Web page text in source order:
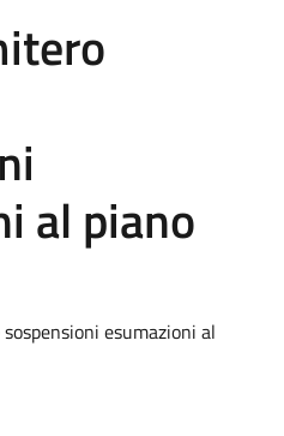
al piano
esumazioni al